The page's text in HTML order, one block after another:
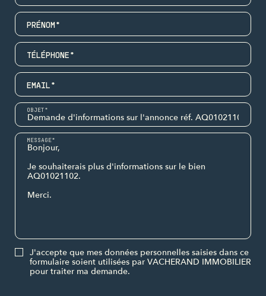
PRÉNOM*
TÉLÉPHONE*
EMAIL*
OBJET*
MESSAGE*
J'accepte que mes données personnelles saisies dans ce
formulaire soient utilisées par VACHERAND IMMOBILIER
pour traiter ma demande.